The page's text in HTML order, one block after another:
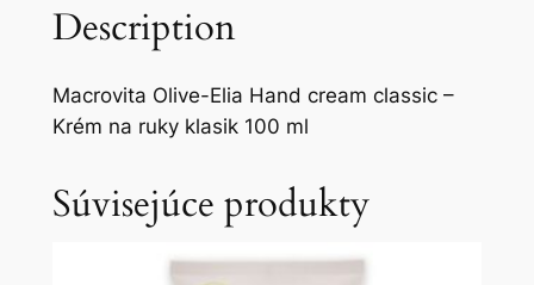
Description
Macrovita Olive-Elia Hand cream classic –
Krém na ruky klasik 100 ml
Súvisejúce produkty